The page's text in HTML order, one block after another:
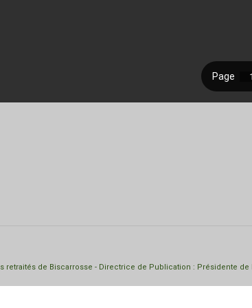
retraités de Biscarrosse - Directrice de Publication : Présidente